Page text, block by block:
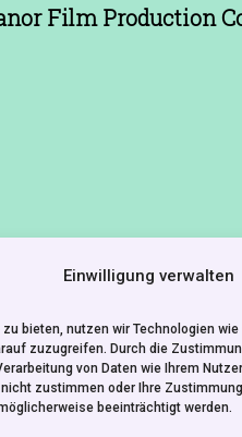
Einwilligung verwalten
bieten, nutzen wir Technologien
zuzugreifen. Durch die
von Daten wie Ihrem
nicht zustimmen oder Ihre
beeinträchtigt werden.
Film Production